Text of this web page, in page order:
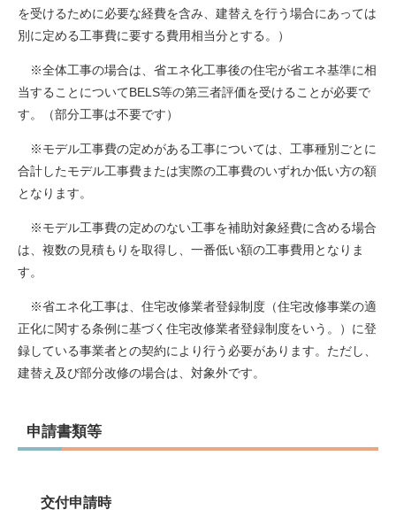
を受けるために必要な経費を含み、建替えを行う場合にあっては
別に定める工事費に要する費用相当分とする。）​​
※全体工事の場合は、省エネ化工事後の住宅が省エネ基準に相
当することについてBELS等の第三者評価を受けることが必要で
す。（部分工事は不要です）
※モデル工事費の定めがある工事については、工事種別ごとに
合計したモデル工事費または実際の工事費のいずれか低い方の額
となります。
※モデル工事費の定めのない工事を補助対象経費に含める場合
は、複数の見積もりを取得し、一番低い額の工事費用となりま
す。
※省エネ化工事は、住宅改修業者登録制度（住宅改修事業の適
正化に関する条例に基づく住宅改修業者登録制度をいう。）に登
録している事業者との契約により行う必要があります。ただし、
建替え及び部分改修の場合は、対象外です。
申請書類等
交付申請時